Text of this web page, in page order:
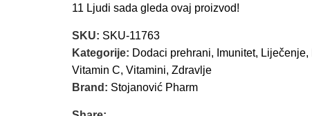
11 Ljudi sada gleda ovaj proizvod!
SKU: SKU-11763
Kategorije: Dodaci prehrani, Imunitet, Liječenje,
Vitamin C, Vitamini, Zdravlje
Brand: Stojanović Pharm